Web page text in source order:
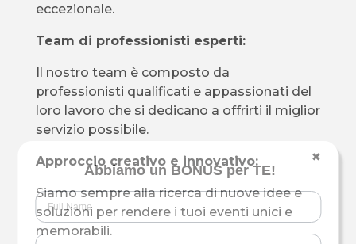
eccezionale.
Team di professionisti esperti:
Il nostro team è composto da
professionisti qualificati e appassionati del
loro lavoro che si dedicano a offrirti il ​​miglior
servizio possibile.
Approccio creativo e innovativo:
Siamo sempre alla ricerca di nuove idee e
soluzioni per rendere i tuoi eventi unici e
memorabili.
✖
Abbiamo un BONUS per TE!